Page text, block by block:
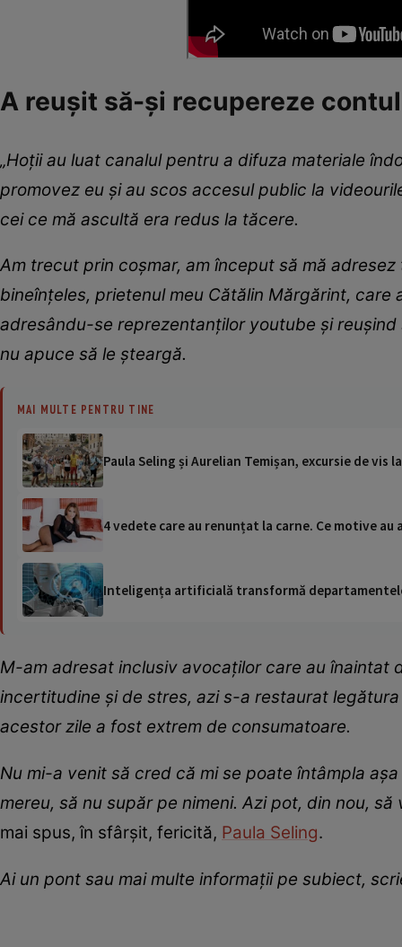
A reușit să-și recupereze
„Hoții au luat canalul pentru a difuza materiale
promovez eu și au scos accesul public la
cei ce mă ascultă era redus la tăcere.
Am trecut prin coșmar, am început să mă
bineînțeles, prietenul meu Cătălin Mărgărint,
adresându-se reprezentanților youtube și
nu apuce să le șteargă.
MAI MULTE PENTRU TINE
Paula Seling și Aurelian Temișan, excursie de
4 vedete care au renunțat la carne. Ce motive au
Inteligența artificială transformă
M-am adresat inclusiv avocaților care au
incertitudine și de stres, azi s-a restaurat
acestor zile a fost extrem de consumatoare.
Nu mi-a venit să cred că mi se poate întâmpla
mereu, să nu supăr pe nimeni. Azi pot, din nou,
mai spus, în sfârșit, fericită, Paula Seling.
Ai un pont sau mai multe informații pe subiect,